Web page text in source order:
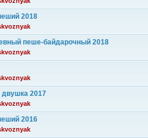
2018
пеше-байдарочный 2018
2017
2016